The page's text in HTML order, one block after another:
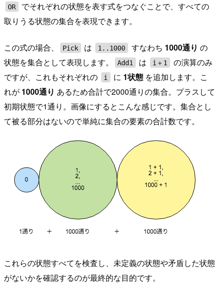
OR
でそれぞれの状態を表す式をつなぐことで、すべての
取りうる状態の集合を表現できます。
この式の場合、 Pick は 1..1000 すなわち 1000通り の
状態を集合として表現します。
Add1 は i＋1
の演算のみ
ですが、これもそれぞれの
i に 1状態 を追加します。こ
れが 1000通り あるため合計で2000通りの集合。プラスして
初期状態で1通り。画像にするとこんな感じです。集合とし
て被る部分はないので単純に集合の要素の合計数です。
これらの状態すべてを検査し、未定義の状態や矛盾した状態
がないかを確認するのが最終的な目的です。